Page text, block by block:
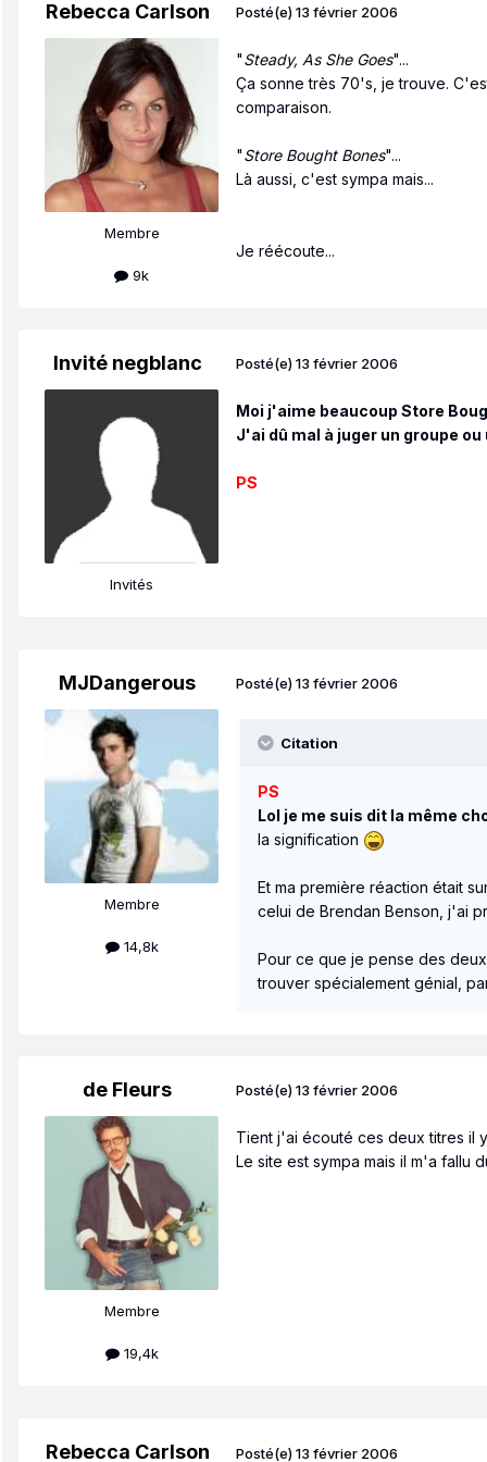
Rebecca Carlson
Membre
9k
Posté(e)13 février 2006
"Steady, As She Goes"...
Ça sonne très 70's, je trouve.
comparaison.
"Store Bought Bones"...
Là aussi, c'est sympa mais...
Je réécoute...
Invité negblanc
Invités
Posté(e)13 février 2006
Moi j'aime beaucoup Store
J'ai dû mal à juger un groupe
PS
MJDangerous
Membre
14,8k
Posté(e)13 février 2006
Citation
PS
Lol je me suis dit la même
la signification
Et ma première réaction était
celui de Brendan Benson, j'ai
Pour ce que je pense des
trouver spécialement génial,
de Fleurs
Membre
19,4k
Posté(e)13 février 2006
Tient j'ai écouté ces deux titres il
Le site est sympa mais il m'a fallu
Rebecca Carlson Posté(e)13 février 2006